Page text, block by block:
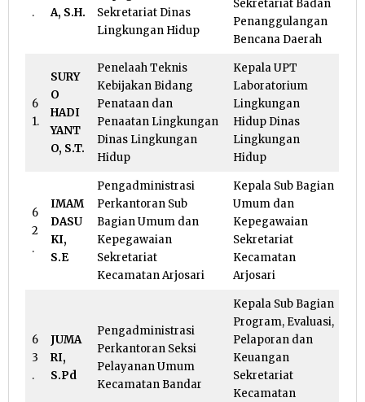
.
A, S.H.
Sekretariat Dinas
Lingkungan Hidup
Sekretariat Badan
Penanggulangan
Bencana Daerah
6
1.
SURY
O
HADI
YANT
O, S.T.
Penelaah Teknis
Kebijakan Bidang
Penataan dan
Penaatan Lingkungan
Dinas Lingkungan
Hidup
Kepala UPT
Laboratorium
Lingkungan
Hidup Dinas
Lingkungan
Hidup
6
2
.
IMAM
DASU
KI,
S.E
Pengadministrasi
Perkantoran Sub
Bagian Umum dan
Kepegawaian
Sekretariat
Kecamatan Arjosari
Kepala Sub Bagian
Umum dan
Kepegawaian
Sekretariat
Kecamatan
Arjosari
6
3
.
JUMA
RI,
S.Pd
Pengadministrasi
Perkantoran Seksi
Pelayanan Umum
Kecamatan Bandar
Kepala Sub Bagian
Program, Evaluasi,
Pelaporan dan
Keuangan
Sekretariat
Kecamatan